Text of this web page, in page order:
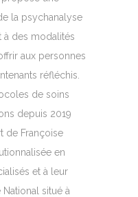
la psychanalyse
des modalités
aux personnes
réfléchis.
de soins
depuis 2019
de Françoise
en
et à leur
situé à